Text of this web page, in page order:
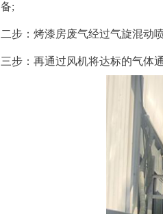
备;
二步：烤漆房废气经过气旋混动
三步：再通过风机将达标的气体